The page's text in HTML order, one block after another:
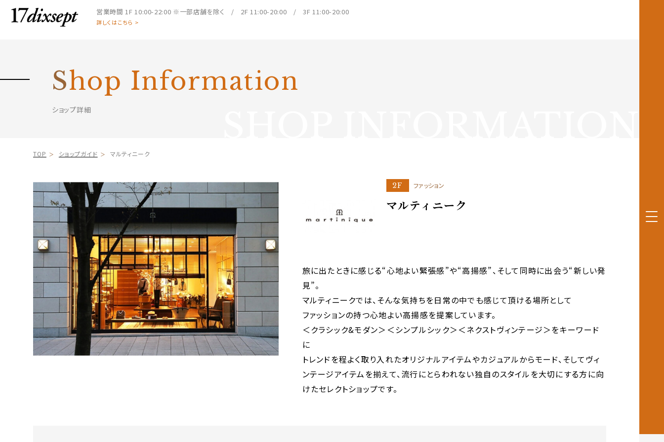
営業時間1F 10:00-22:00 ※一部店舗を除く / 2F 11:00-20:00 / 3F 11:00-20:00
詳しくはこちら >
Shop Information
ショップ詳細
TOP ショップガイド マルティニーク
2F ファッション
マルティニーク
旅に出たときに感じる“心地よい緊張感”や“高揚感”、そして同時に出会う“新しい発
見”。
マルティニークでは、そんな気持ちを日常の中でも感じて頂ける場所として
ファッションの持つ心地よい高揚感を提案しています。
＜クラシック&モダン＞＜シンプルシック＞＜ネクストヴィンテージ＞をキーワード
に
トレンドを程よく取り入れたオリジナルアイテムやカジュアルからモード、そしてヴィ
ンテージアイテムを揃えて、流行にとらわれない独自のスタイルを大切にする方に向
けたセレクトショップです。